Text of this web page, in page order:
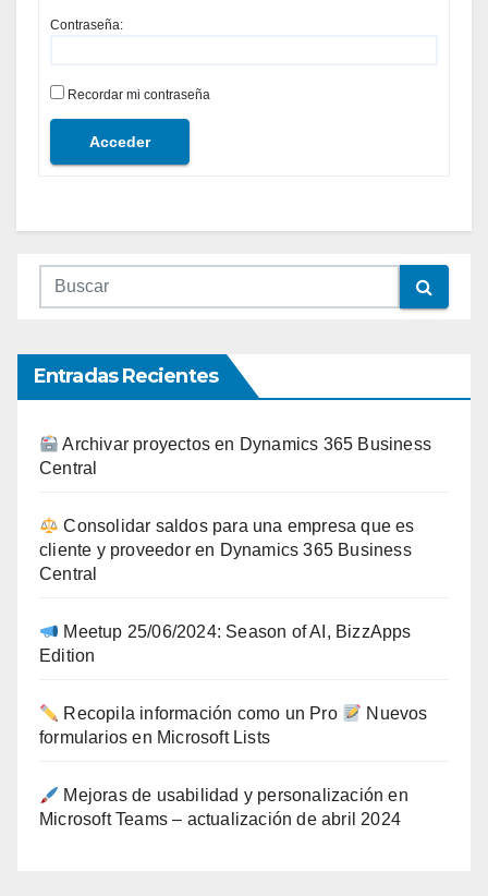
Contraseña:
Recordar mi contraseña
Acceder
Entradas Recientes
Archivar proyectos en Dynamics 365 Business
Central
Consolidar saldos para una empresa que es
cliente y proveedor en Dynamics 365 Business
Central
Meetup 25/06/2024: Season of AI, BizzApps
Edition
Recopila información como un Pro
Nuevos
formularios en Microsoft Lists
Mejoras de usabilidad y personalización en
Microsoft Teams – actualización de abril 2024